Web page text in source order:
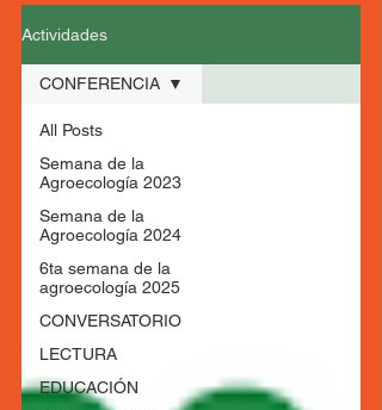
Actividades
All Posts
Semana de la
Agroecología 2023
Semana de la
Agroecología 2024
6ta semana de la
agroecología 2025
CONVERSATORIO
LECTURA
EDUCACIÓN
CONFERENCIA